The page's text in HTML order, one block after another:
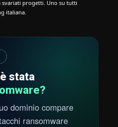
svariati progetti. Uno su tutti
italiana.
stata
dominio compare
ransomware